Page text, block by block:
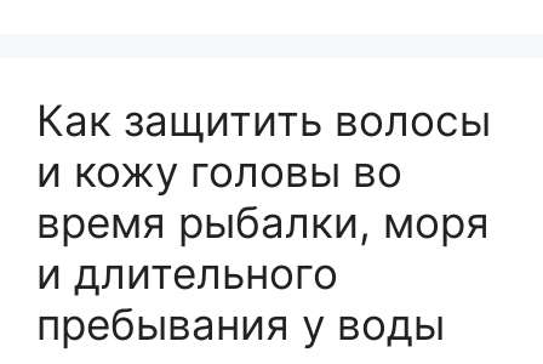
Как защитить волосы
и кожу головы во
время рыбалки, моря
и длительного
пребывания у воды